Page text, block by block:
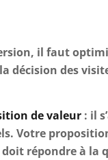
il faut
décision des
de valeur : il
Votre
répondre à la